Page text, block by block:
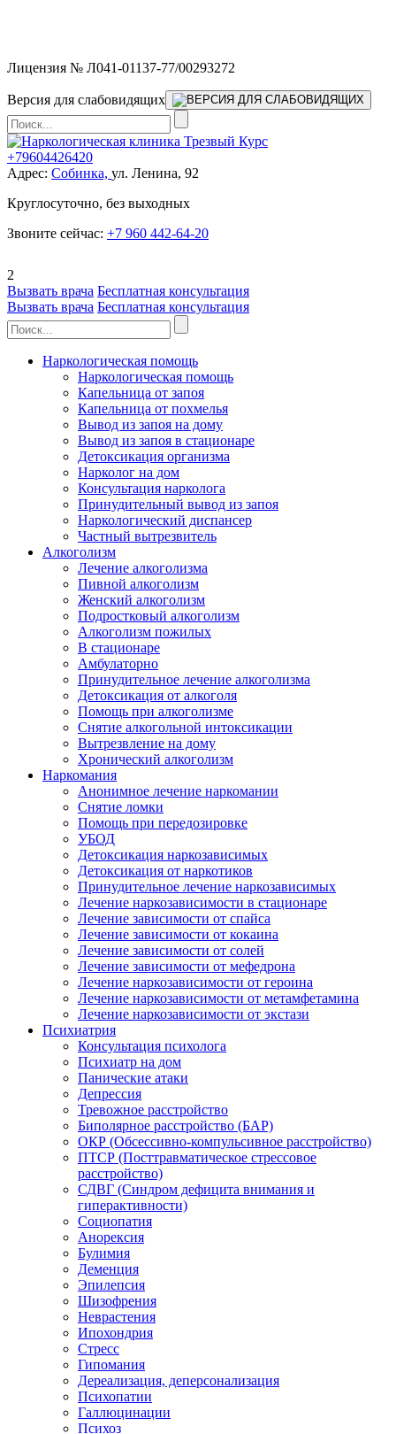
Лицензия № Л041-01137-77/00293272
Версия для слабовидящих
+79604426420
Адрес: Собинка, ул. Ленина, 92
Круглосуточно, без выходных
Звоните сейчас: +7 960 442-64-20
2
Вызвать врача Бесплатная консультация
Вызвать врача Бесплатная консультация
Наркологическая помощь
Наркологическая помощь
Капельница от запоя
Капельница от похмелья
Вывод из запоя на дому
Вывод из запоя в стационаре
Детоксикация организма
Нарколог на дом
Консультация нарколога
Принудительный вывод из запоя
Наркологический диспансер
Частный вытрезвитель
Алкоголизм
Лечение алкоголизма
Пивной алкоголизм
Женский алкоголизм
Подростковый алкоголизм
Алкоголизм пожилых
В стационаре
Амбулаторно
Принудительное лечение алкоголизма
Детоксикация от алкоголя
Помощь при алкоголизме
Снятие алкогольной интоксикации
Вытрезвление на дому
Хронический алкоголизм
Наркомания
Анонимное лечение наркомании
Снятие ломки
Помощь при передозировке
УБОД
Детоксикация наркозависимых
Детоксикация от наркотиков
Принудительное лечение наркозависимых
Лечение наркозависимости в стационаре
Лечение зависимости от спайса
Лечение зависимости от кокаина
Лечение зависимости от солей
Лечение зависимости от мефедрона
Лечение наркозависимости от героина
Лечение наркозависимости от метамфетамина
Лечение наркозависимости от экстази
Психиатрия
Консультация психолога
Психиатр на дом
Панические атаки
Депрессия
Тревожное расстройство
Биполярное расстройство (БАР)
ОКР (Обсессивно-компульсивное расстройство)
ПТСР (Посттравматическое стрессовое
расстройство)
СДВГ (Синдром дефицита внимания и
гиперактивности)
Социопатия
Анорексия
Булимия
Деменция
Эпилепсия
Шизофрения
Неврастения
Ипохондрия
Стресс
Гипомания
Дереализация, деперсонализация
Психопатии
Галлюцинации
Психоз